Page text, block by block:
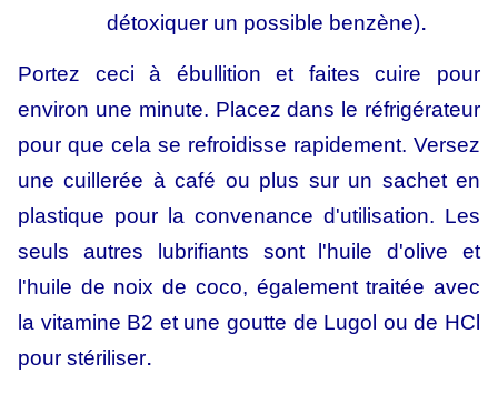
détoxiquer un possible benzène).
Portez ceci à ébullition et faites cuire pour
environ une minute. Placez dans le réfrigérateur
pour que cela se refroidisse rapidement. Versez
une cuillerée à café ou plus sur un sachet en
plastique pour la convenance d'utilisation. Les
seuls autres lubrifiants sont l'huile d'olive et
l'huile de noix de coco, également traitée avec
la vitamine B2 et une goutte de Lugol ou de HCl
pour stériliser.